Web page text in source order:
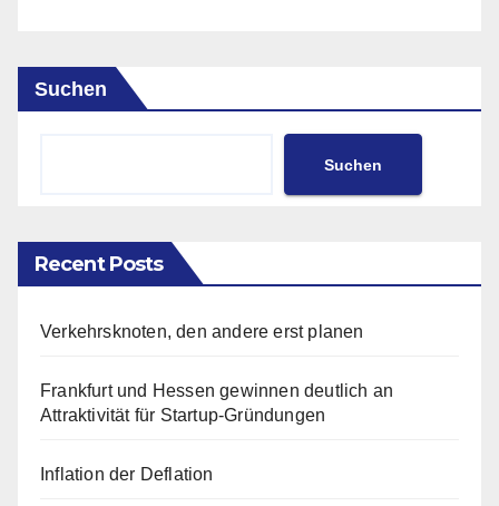
Suchen
Suchen
Recent Posts
Verkehrsknoten, den andere erst planen
Frankfurt und Hessen gewinnen deutlich an
Attraktivität für Startup-Gründungen
Inflation der Deflation